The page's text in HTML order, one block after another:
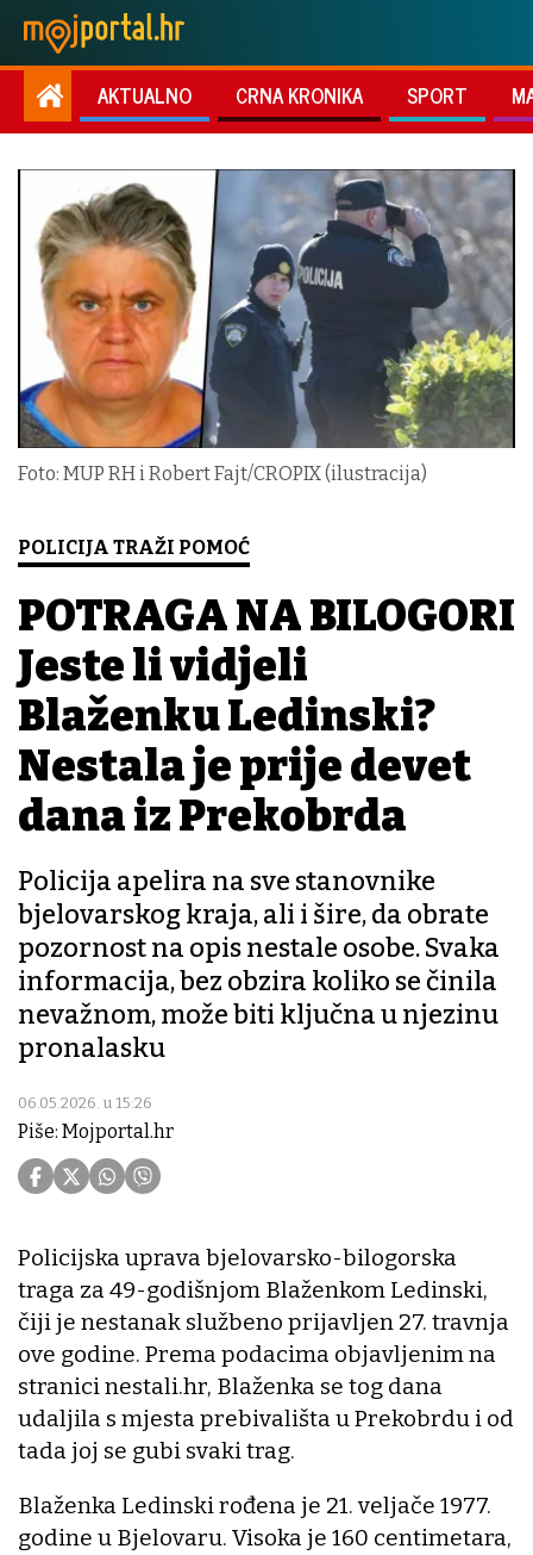
AKTUALNO CRNA KRONIKA SPORT
Foto: MUP RH i Robert Fajt/CROPIX (ilustracija)
POLICIJA TRAŽI POMOĆ
POTRAGA NA BILOGORI
Jeste li vidjeli
Blaženku Ledinski?
Nestala je prije devet
dana iz Prekobrda
Policija apelira na sve stanovnike
bjelovarskog kraja, ali i šire, da obrate
pozornost na opis nestale osobe. Svaka
informacija, bez obzira koliko se činila
nevažnom, može biti ključna u njezinu
pronalasku
06.05.2026. u 15:26
Piše: Mojportal.hr
Policijska uprava bjelovarsko-bilogorska
traga za 49-godišnjom Blaženkom Ledinski,
čiji je nestanak službeno prijavljen 27. travnja
ove godine. Prema podacima objavljenim na
stranici nestali.hr, Blaženka se tog dana
udaljila s mjesta prebivališta u Prekobrdu i od
tada joj se gubi svaki trag.
Blaženka Ledinski rođena je 21. veljače 1977.
godine u Bjelovaru. Visoka je 160 centimetara,